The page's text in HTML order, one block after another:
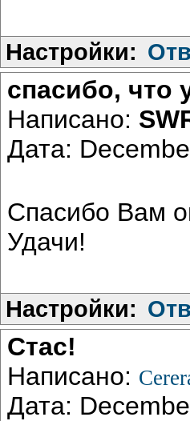
Настройки:
спасибо, что
Написано:
Дата:
Спасибо Вам
Удачи!
Настройки:
Стас!
Написано:
Дата: